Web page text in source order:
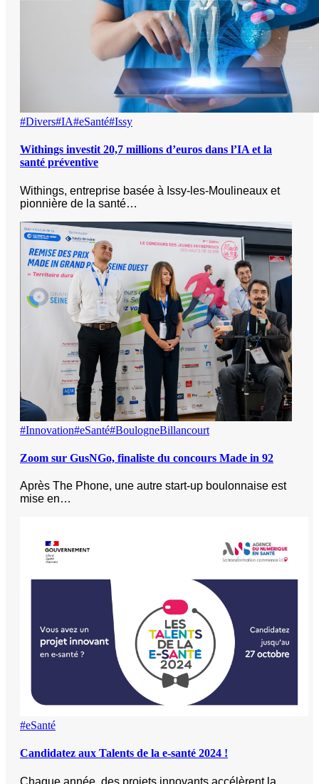
#Divers#IA#eSanté#Issy
Withings investit 20,7 millions d’euros dans l’IA et la
santé préventive
Withings, entreprise basée à Issy-les-Moulineaux et
pionnière de la santé…
#Innovation#eSanté#BoulogneBillancourt
Zoom sur GusNGo, finaliste du concours Made in 92
Après The Phone, une autre start-up boulonnaise est
mise en…
#eSanté
Candidatez aux Talents de la e-santé 2024 !
Chaque année, des projets innovants accélèrent la